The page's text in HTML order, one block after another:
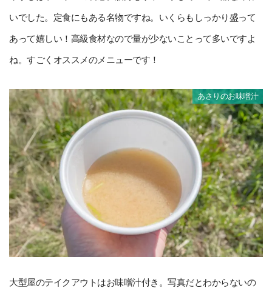
いでした。定食にもある名物ですね。いくらもしっかり盛って
あって嬉しい！高級食材なので量が少ないことって多いですよ
ね。すごくオススメのメニューです！
あさりのお味噌汁
大型屋のテイクアウトはお味噌汁付き。写真だとわからないの